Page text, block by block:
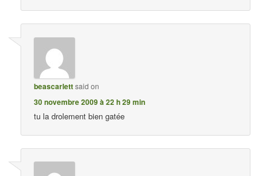
beascarlettsaid on
30 novembre 2009 à 22 h 29 min
tu la drolement bien gatée